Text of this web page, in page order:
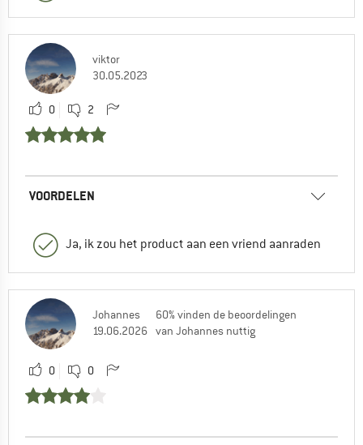
viktor
30.05.2023
0 2
VOORDELEN
Ja, ik zou het product aan een vriend aanraden
Johannes
19.06.2026
60% vinden de beoordelingen
van Johannes nuttig
0 0